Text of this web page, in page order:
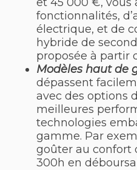
fonctionnalités,
électrique, et de
hybride de
proposée à partir
Modèles haut de
dépassent
avec des options
meilleures
technologies
gamme. Par
goûter au confort
300h en